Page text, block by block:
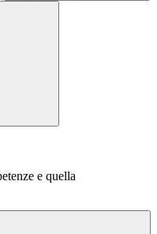
e quella